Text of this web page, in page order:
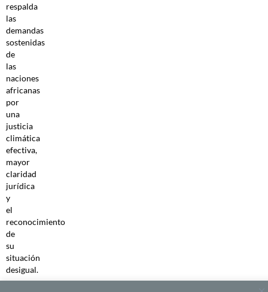
respalda
las
demandas
sostenidas
de
las
naciones
africanas
por
una
justicia
climática
efectiva,
mayor
claridad
jurídica
y
el
reconocimiento
de
su
situación
desigual.